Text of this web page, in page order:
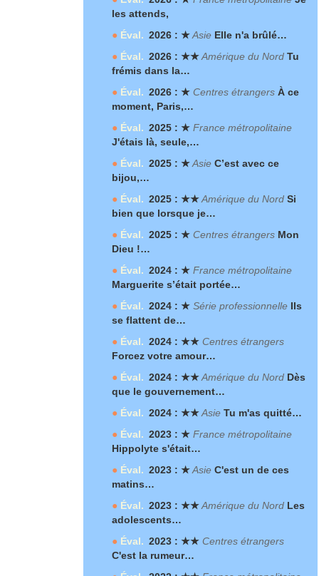
les attends,
● Éval. 2026 : ★Asie Elle n'a brûlé…
● Éval. 2026 : ★★Amérique du Nord Tu
frémis dans la…
● Éval. 2026 : ★ Centres étrangers À ce
moment, Paris,…
● Éval. 2025 : ★ France métropolitaine
J'étais là, seule,…
● Éval. 2025 : ★Asie C’est avec ce
bijou,…
● Éval. 2025 : ★★Amérique du Nord Si
bien que lorsque je…
● Éval. 2025 : ★ Centres étrangers Mon
Dieu !…
● Éval. 2024 : ★ France métropolitaine
Marguerite s’était portée…
● Éval. 2024 : ★ Série professionnelle Ils
se flattent de…
● Éval. 2024 : ★★ Centres étrangers
Forcez votre amour…
● Éval. 2024 : ★★Amérique du Nord Dès
que le gouvernement…
● Éval. 2024 : ★★Asie Tu m'as quitté…
● Éval. 2023 : ★ France métropolitaine
Hippolyte s'était…
● Éval. 2023 : ★Asie C'est un de ces
matins…
● Éval. 2023 : ★★Amérique du Nord Les
adolescents…
● Éval. 2023 : ★★ Centres étrangers
C'est la rumeur…